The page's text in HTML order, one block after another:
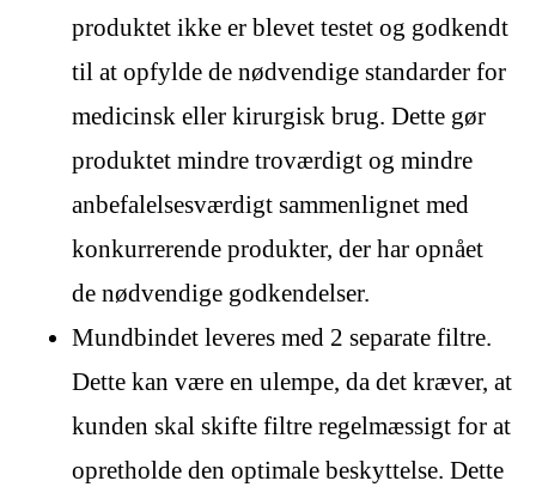
produktet ikke er blevet testet og godkendt
til at opfylde de nødvendige standarder for
medicinsk eller kirurgisk brug. Dette gør
produktet mindre troværdigt og mindre
anbefalelsesværdigt sammenlignet med
konkurrerende produkter, der har opnået
de nødvendige godkendelser.
Mundbindet leveres med 2 separate filtre.
Dette kan være en ulempe, da det kræver, at
kunden skal skifte filtre regelmæssigt for at
opretholde den optimale beskyttelse. Dette